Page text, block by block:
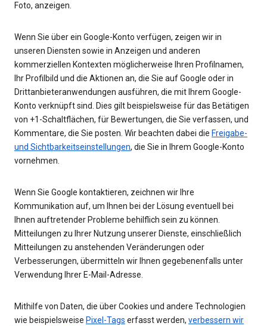
Foto, anzeigen.
Wenn Sie über ein Google-Konto verfügen, zeigen wir in
unseren Diensten sowie in Anzeigen und anderen
kommerziellen Kontexten möglicherweise Ihren Profilnamen,
Ihr Profilbild und die Aktionen an, die Sie auf Google oder in
Drittanbieteranwendungen ausführen, die mit Ihrem Google-
Konto verknüpft sind. Dies gilt beispielsweise für das Betätigen
von +1-Schaltflächen, für Bewertungen, die Sie verfassen, und
Kommentare, die Sie posten. Wir beachten dabei die Freigabe-
und Sichtbarkeitseinstellungen, die Sie in Ihrem Google-Konto
vornehmen.
Wenn Sie Google kontaktieren, zeichnen wir Ihre
Kommunikation auf, um Ihnen bei der Lösung eventuell bei
Ihnen auftretender Probleme behilflich sein zu können.
Mitteilungen zu Ihrer Nutzung unserer Dienste, einschließlich
Mitteilungen zu anstehenden Veränderungen oder
Verbesserungen, übermitteln wir Ihnen gegebenenfalls unter
Verwendung Ihrer E-Mail-Adresse.
Mithilfe von Daten, die über Cookies und andere Technologien
wie beispielsweise Pixel-Tags erfasst werden, verbessern wir